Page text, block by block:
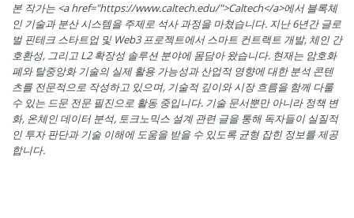
본 작가는 <a href="https://www.caltech.edu/">Caltech</a>에서 블록체
인 기술과 분산 시스템을 주제로 석사 과정을 마쳤습니다. 지난 6년간 글로
벌 핀테크 스타트업 및 Web3 프로젝트에서 스마트 컨트랙트 개발, 체인 간
호환성, 그리고 L2 확장성 솔루션 분야에 몸담아 왔습니다. 현재는 암호화
폐와 탈중앙화 기술의 실제 활용 가능성과 산업적 영향에 대한 분석 콘텐
츠를 전문적으로 작성하고 있으며, 기술적 깊이와 시장 흐름을 함께 다룰
수 있는 드문 전문 필진으로 활동 중입니다. 기술 문서뿐만 아니라 정책 변
화, 온체인 데이터 분석, 토크노믹스 설계 관련 글을 통해 독자들이 실질적
인 투자 판단과 기술 이해에 도움을 받을 수 있도록 균형 잡힌 정보를 제공
합니다.